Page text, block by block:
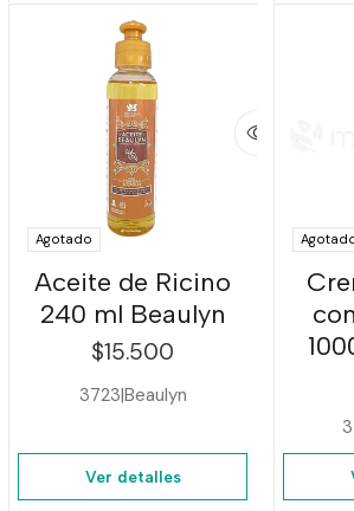
Agotado
Aceite de Ricino
240 ml Beaulyn
$15.500
3723|Beaulyn
Ver detalles